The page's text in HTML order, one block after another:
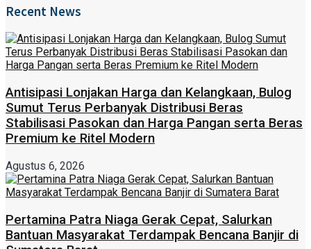
Recent News
Antisipasi Lonjakan Harga dan Kelangkaan, Bulog
Sumut Terus Perbanyak Distribusi Beras
Stabilisasi Pasokan dan Harga Pangan serta Beras
Premium ke Ritel Modern
Agustus 6, 2026
Pertamina Patra Niaga Gerak Cepat, Salurkan
Bantuan Masyarakat Terdampak Bencana Banjir di